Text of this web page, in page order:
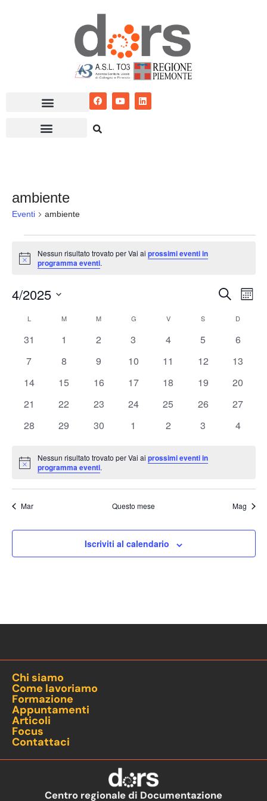
ambiente
Eventi ambiente
Notice
Nessun risultato trovato per Vai aiprossimi eventi in
programma eventi.
Eventi
viste
Cerca
Mese
4/2025
data.
Calendario
di
Eventi
L M M G V S D
0
31
0
1
0
2
0
3
0
4
0
5
0
6
0
7
0
8
0
9
0
10
0
11
0
12
0
13
0
14
0
15
0
16
0
17
0
18
0
19
0
20
0
21
0
22
0
23
0
24
0
25
0
26
0
27
0
28
0
29
0
30
0
1
0
2
0
3
0
4
Notice
Nessun risultato trovato per Vai aiprossimi eventi in
programma eventi.
Mar Questo mese Mag
Iscriviti al calendario
Chi siamo
Come lavoriamo
Formazione
Appuntamenti
Articoli
Focus
Contattaci
Centro regionale di Documentazione